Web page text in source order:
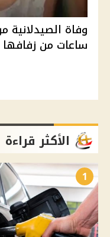
وفاة الصيدلانية
ساعات من
الأكثر قراءة
1